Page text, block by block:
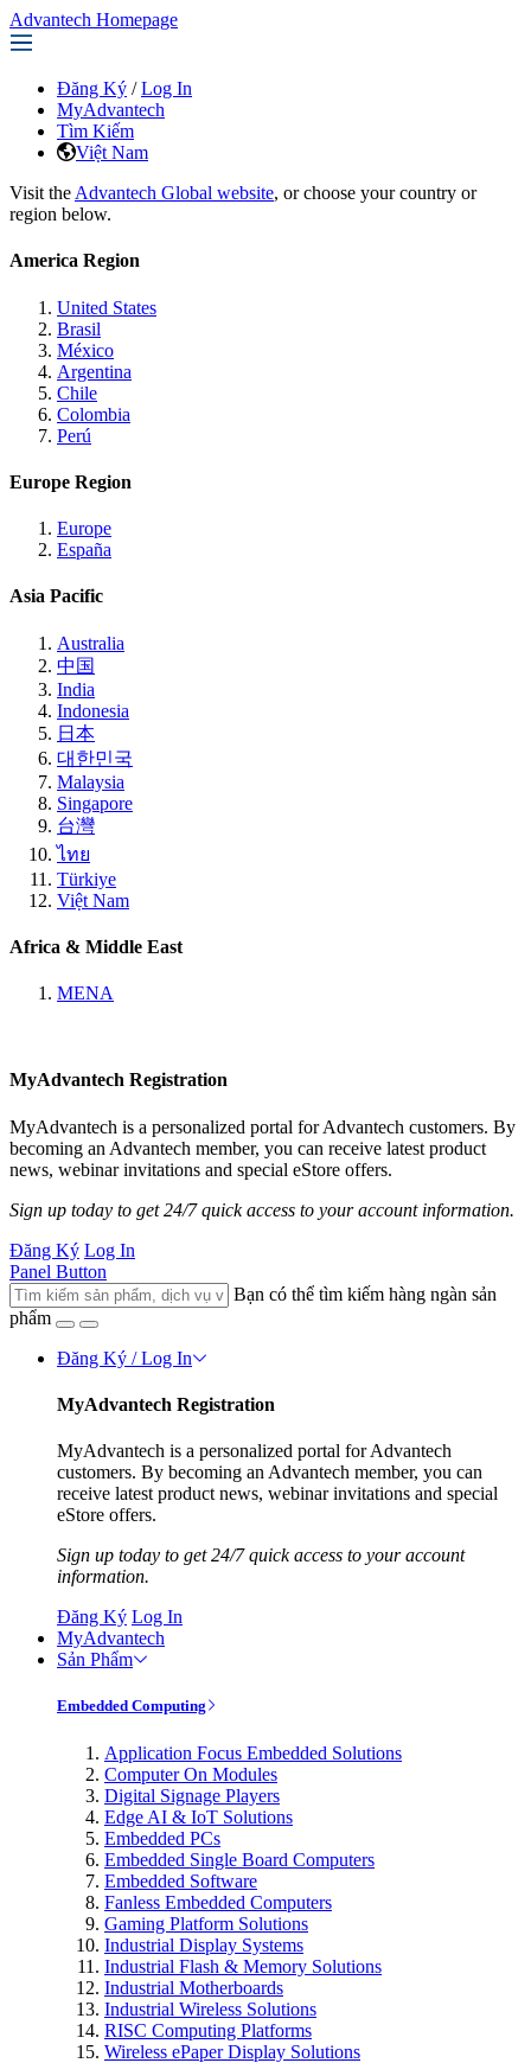
Advantech Homepage
Đăng Ký / Log In
MyAdvantech
Tìm Kiếm
Việt Nam
Visit the Advantech Global website, or choose your country or
region below.
America Region
United States
Brasil
México
Argentina
Chile
Colombia
Perú
Europe Region
Europe
España
Asia Pacific
Australia
中国
India
Indonesia
日本
대한민국
Malaysia
Singapore
台灣
ไทย
Türkiye
Việt Nam
Africa & Middle East
MENA
MyAdvantech Registration
MyAdvantech is a personalized portal for Advantech customers. By
becoming an Advantech member, you can receive latest product
news, webinar invitations and special eStore offers.
Sign up today to get 24/7 quick access to your account information.
Đăng Ký Log In
Panel Button
Bạn có thể tìm kiếm hàng ngàn sản
phẩm
Đăng Ký / Log In
MyAdvantech Registration
MyAdvantech is a personalized portal for Advantech
customers. By becoming an Advantech member, you can
receive latest product news, webinar invitations and special
eStore offers.
Sign up today to get 24/7 quick access to your account
information.
Đăng Ký Log In
MyAdvantech
Sản Phẩm
Embedded Computing
Application Focus Embedded Solutions
Computer On Modules
Digital Signage Players
Edge AI & IoT Solutions
Embedded PCs
Embedded Single Board Computers
Embedded Software
Fanless Embedded Computers
Gaming Platform Solutions
Industrial Display Systems
Industrial Flash & Memory Solutions
Industrial Motherboards
Industrial Wireless Solutions
RISC Computing Platforms
Wireless ePaper Display Solutions